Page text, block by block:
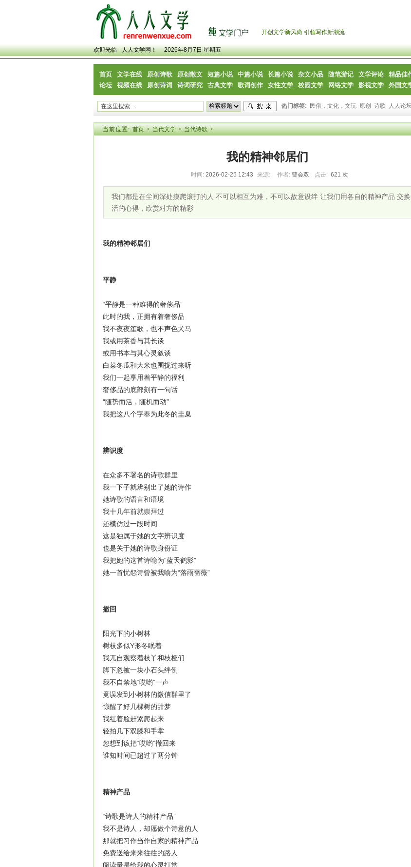
开创文学新风尚 引领写作新潮流
欢迎光临 - 人人文学网！ 2026年8月7日 星期五
首页 文学在线 原创诗歌 原创散文 短篇小说 中篇小说 长篇小说 杂文小品 随笔游记 文学评论 精品佳
论坛
视频在线 原创诗词 诗词研究 古典文学 歌词创作 女性文学 校园文学 网络文学 影视文学 外国文
热门标签: 民俗，文化，文玩 原创 诗歌 人人论
当前位置: 首页>当代文学>当代诗歌>
我的精神邻居们
时间: 2026-02-25 12:43 来源: 作者: 曹会双 点击: 621 次
我们都是在尘间深处摸爬滚打的人 不可以相互为难，不可以故意设绊 让我们用各自的精神产品 交
活的心得，欣赏对方的精彩
我的精神邻居们
平静
“平静是一种难得的奢侈品”
此时的我，正拥有着奢侈品
我不夜夜笙歌，也不声色犬马
我或用茶香与其长谈
或用书本与其心灵叙谈
白菜冬瓜和大米也围拢过来听
我们一起享用着平静的福利
奢侈品的底部刻有一句话
“随势而活，随机而动”
我把这八个字奉为此冬的圭臬
辨识度
在众多不署名的诗歌群里
我一下子就辨别出了她的诗作
她诗歌的语言和语境
我十几年前就崇拜过
还模仿过一段时间
这是独属于她的文字辨识度
也是关于她的诗歌身份证
我把她的这首诗喻为“蓝天鹤影”
她一首忧怨诗曾被我喻为“落雨蔷薇”
撤回
阳光下的小树林
树枝多似Y形冬眠着
我兀自观察着枝丫和枝桠们
脚下忽被一块小石头绊倒
我不自禁地“哎哟”一声
竟误发到小树林的微信群里了
惊醒了好几棵树的甜梦
我红着脸赶紧爬起来
轻拍几下双膝和手掌
忽想到该把“哎哟”撤回来
谁知时间已超过了两分钟
精神产品
“诗歌是诗人的精神产品”
我不是诗人，却愿做个诗意的人
那就把习作当作自家的精神产品
免费送给来来往往的路人
阅读量是给我的心灵打赏